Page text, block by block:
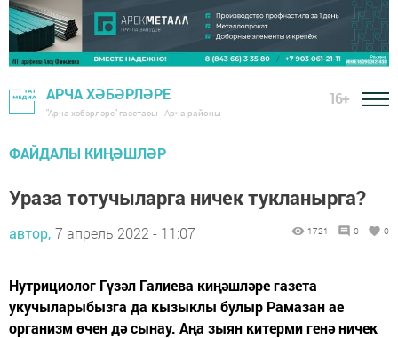
АРЧА ХӘБӘРЛӘРЕ
"Арча хәбәрләре" газетасы - Арча районы
16+
ФАЙДАЛЫ КИҢӘШЛӘР
Ураза тотучыларга ничек тукланырга?
автор, 7 апрель 2022 - 11:07 1721 0 0
Нутрициолог Гүзәл Галиева киңәшләре газета
укучыларыбызга да кызыклы булыр Рамазан ае
организм өчен дә сынау. Аңа зыян китерми генә ничек